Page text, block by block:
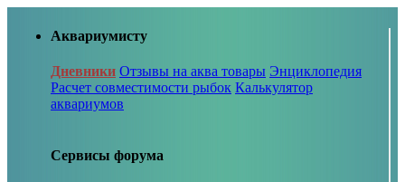
Аквариумисту
Дневники Отзывы на аква товары Энциклопедия
Расчет совместимости рыбок Калькулятор
аквариумов
Сервисы форума